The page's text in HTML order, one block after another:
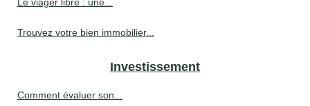
Le viager libre : une...
Trouvez votre bien immobilier...
Investissement
Comment évaluer son...